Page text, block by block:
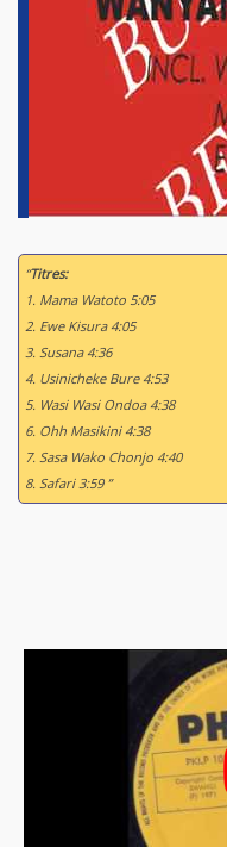
“Titres:
1. Mama Watoto 5:05
2. Ewe Kisura 4:05
3. Susana 4:36
4. Usinicheke Bure 4:53
5. Wasi Wasi Ondoa 4:38
6. Ohh Masikini 4:38
7. Sasa Wako Chonjo 4:40
8. Safari 3:59 ”